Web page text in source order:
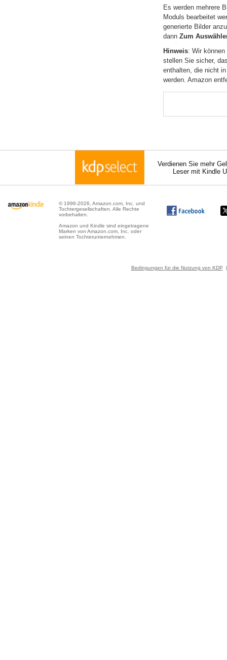
Es werden mehrere
Moduls bearbeitet
generierte Bilder
dann Zum
Hinweis: Wir
stellen Sie sicher,
enthalten, die nicht
werden. Amazon
Verdienen Sie mehr
Leser mit Kindle
© 1996-2026, Amazon.com, Inc. und
Tochtergesellschaften. Alle Rechte
vorbehalten.
Amazon und Kindle sind eingetragene
Marken von Amazon.com, Inc. oder
seinen Tochterunternehmen.
Bedingungen für die Nutzung von KDP